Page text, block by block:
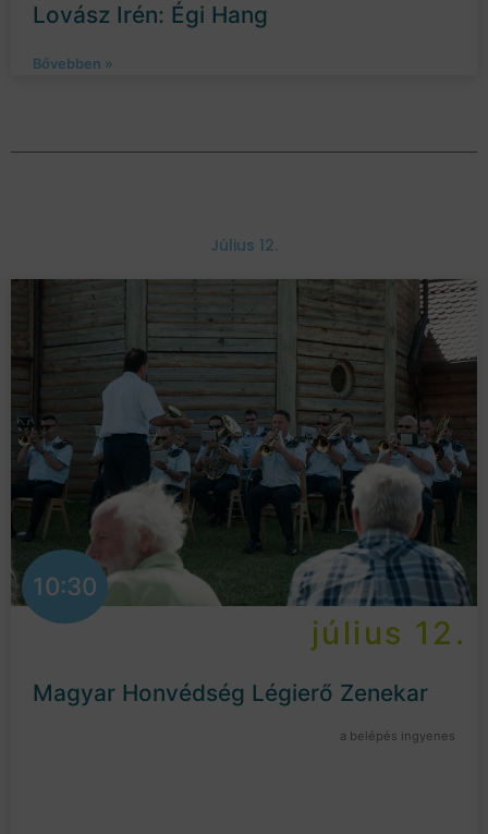
Lovász Irén: Égi Hang
Bővebben »
Július 12.
10:30
július 12.
Magyar Honvédség Légierő Zenekar
a belépés ingyenes